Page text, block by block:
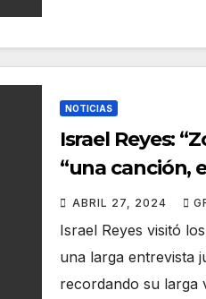
NOTICIAS
Israel Reyes:
“una canción,
grito de basta
ABRIL 27, 2024
Israel Reyes visitó
una larga entrevista
recordando su larga